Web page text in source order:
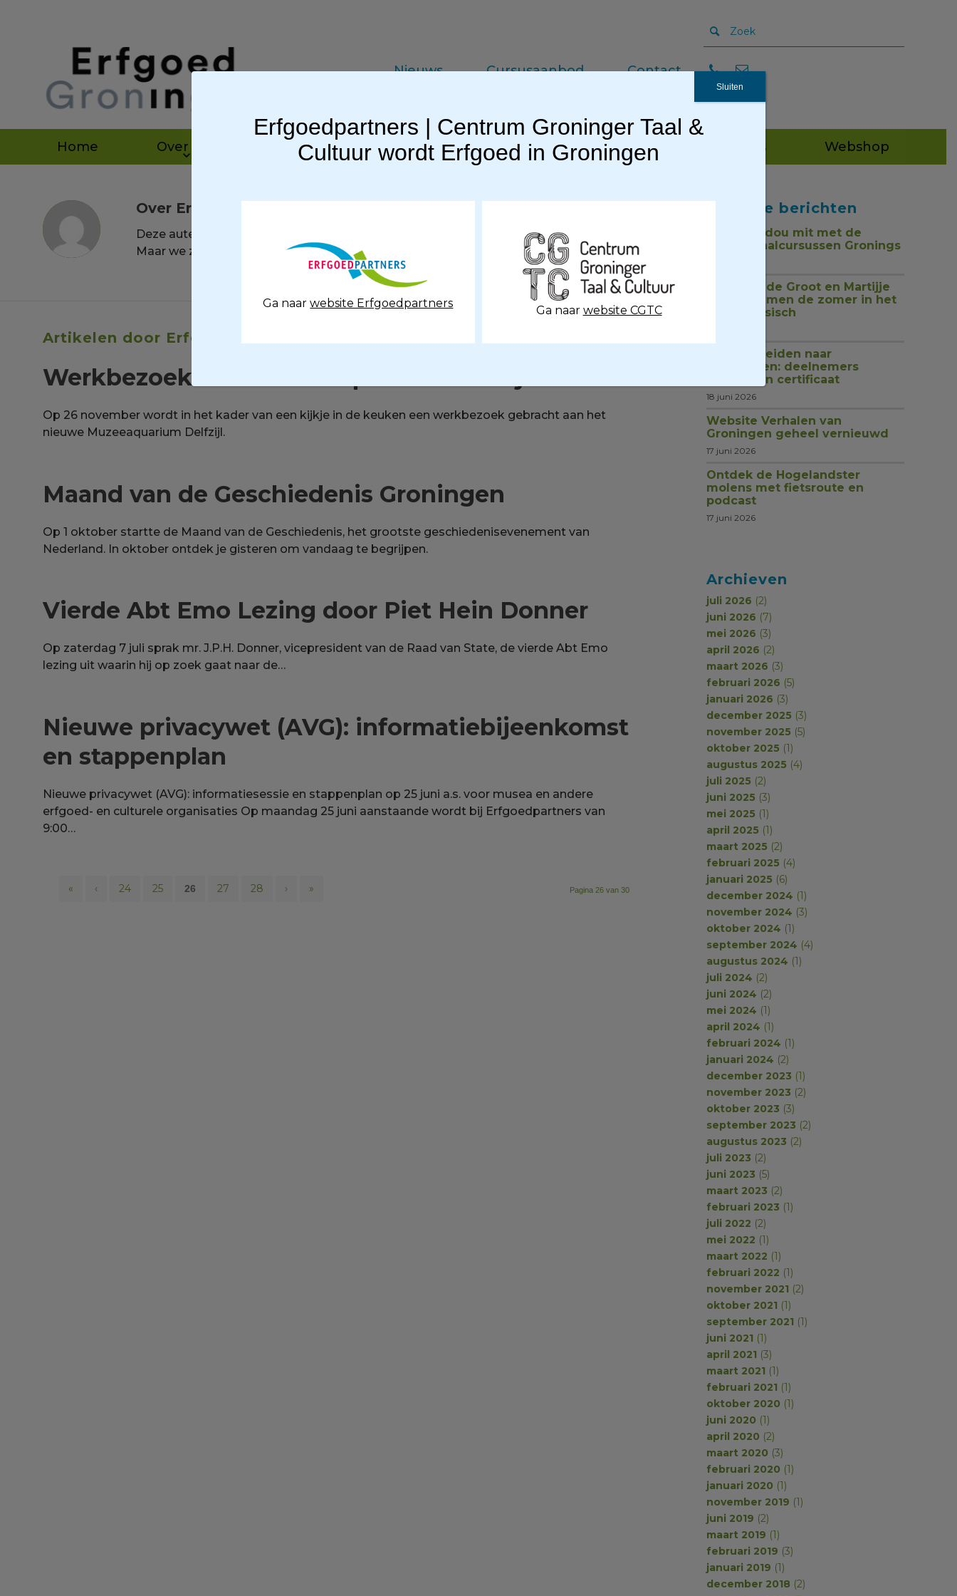
Nieuws Cursusaanbod Contact
Home Over ons Agenda Vakinformatie Praktijkkennis Publicaties Webshop
Over Erfgoed-admin
Deze auteur heeft zijn bio nog niet geschreven.
Maar we zijn trots te kunnen melden dat
al 120 heeft bijgedragen.
Artikelen door Erfgoed-admin
Werkbezoek aan MuzeeAquarium Delfzijl
Op 26 november wordt in het kader van een kijkje in de keuken een werkbezoek gebracht aan het
nieuwe Muzeeaquarium Delfzijl.
Maand van de Geschiedenis Groningen
Op 1 oktober startte de Maand van de Geschiedenis, het grootste geschiedenisevenement van
Nederland. In oktober ontdek je gisteren om vandaag te begrijpen.
Vierde Abt Emo Lezing door Piet Hein Donner
Op zaterdag 7 juli sprak mr. J.P.H. Donner, vicepresident van de Raad van State, de vierde Abt Emo
lezing uit waarin hij op zoek gaat naar de…
Nieuwe privacywet (AVG): informatiebijeenkomst
en stappenplan
Nieuwe privacywet (AVG): informatiesessie en stappenplan op 25 juni a.s. voor musea en andere
erfgoed- en culturele organisaties Op maandag 25 juni aanstaande wordt bij Erfgoedpartners van
9:00…
Pagina 26 van 30
« ‹ 24 25 26 27 28 › »
Recente berichten
Tou mor, dou mit met de
nieuwe taalcursussen Gronings
Jan Henk de Groot en Martijje
zingen samen de zomer in het
Nedersaksisch
Van rondleiden naar
begeleiden: deelnemers
ontvangen certificaat
18 juni 2026
Website Verhalen van
Groningen geheel vernieuwd
17 juni 2026
Ontdek de Hogelandster
molens met fietsroute en
podcast
17 juni 2026
Archieven
juli 2026 (2)
juni 2026 (7)
mei 2026 (3)
april 2026 (2)
maart 2026 (3)
februari 2026 (5)
januari 2026 (3)
december 2025 (3)
november 2025 (5)
oktober 2025 (1)
augustus 2025 (4)
juli 2025 (2)
juni 2025 (3)
mei 2025 (1)
april 2025 (1)
maart 2025 (2)
februari 2025 (4)
januari 2025 (6)
december 2024 (1)
november 2024 (3)
oktober 2024 (1)
september 2024 (4)
augustus 2024 (1)
juli 2024 (2)
juni 2024 (2)
mei 2024 (1)
april 2024 (1)
februari 2024 (1)
januari 2024 (2)
december 2023 (1)
november 2023 (2)
oktober 2023 (3)
september 2023 (2)
augustus 2023 (2)
juli 2023 (2)
juni 2023 (5)
maart 2023 (2)
februari 2023 (1)
juli 2022 (2)
mei 2022 (1)
maart 2022 (1)
februari 2022 (1)
november 2021 (2)
oktober 2021 (1)
september 2021 (1)
juni 2021 (1)
april 2021 (3)
maart 2021 (1)
februari 2021 (1)
oktober 2020 (1)
juni 2020 (1)
april 2020 (2)
maart 2020 (3)
februari 2020 (1)
januari 2020 (1)
november 2019 (1)
juni 2019 (2)
maart 2019 (1)
februari 2019 (3)
januari 2019 (1)
december 2018 (2)
Erfgoedpartners | Centrum Groninger Taal &
Cultuur wordt Erfgoed in Groningen
Ga naarwebsite Erfgoedpartners
Ga naar website CGTC
Sluiten